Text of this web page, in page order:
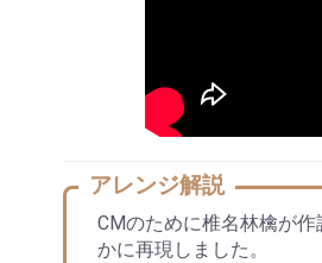
アレンジ解説
CMのために椎名林檎が
かに再現しました。